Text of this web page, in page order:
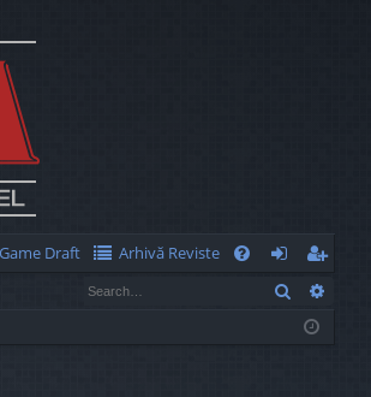
Game Draft
Arhivă Reviste
og
eg
ist
Search